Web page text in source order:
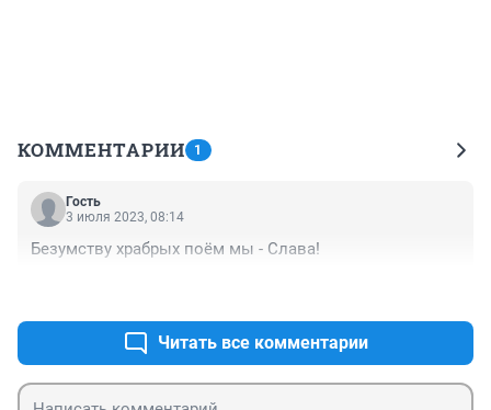
КОММЕНТАРИИ 1
Гость
3 июля 2023, 08:14
Безумству храбрых поём мы - Слава!
Читать все комментарии